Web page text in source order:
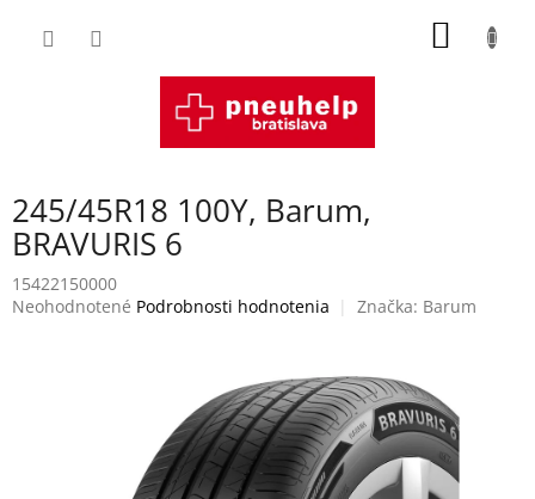
245/45R18 100Y, Barum,
BRAVURIS 6
15422150000
Priemerné
Neohodnotené Podrobnosti hodnotenia Značka: Barum